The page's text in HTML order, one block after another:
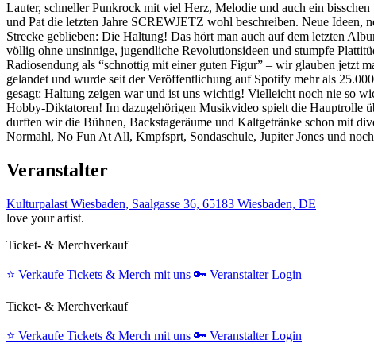
Lauter, schneller Punkrock mit viel Herz, Melodie und auch ein
und Pat die letzten Jahre SCREWJETZ wohl beschreiben. Neue Ideen,
Strecke geblieben: Die Haltung! Das hört man auch auf dem letzten
völlig ohne unsinnige, jugendliche Revolutionsideen und stumpfe
Radiosendung als “schnottig mit einer guten Figur” – wir glauben jetzt
gelandet und wurde seit der Veröffentlichung auf Spotify mehr als
gesagt: Haltung zeigen war und ist uns wichtig! Vielleicht noch nie so
Hobby-Diktatoren! Im dazugehörigen Musikvideo spielt die Hauptrolle
durften wir die Bühnen, Backstageräume und Kaltgetränke schon mit
Normahl, No Fun At All, Kmpfsprt, Sondaschule, Jupiter Jones und
Veranstalter
Kulturpalast Wiesbaden, Saalgasse 36, 65183 Wiesbaden, DE
love your artist.
Ticket- & Merchverkauf
⭐️ Verkaufe Tickets & Merch mit uns 🔑 Veranstalter Login
Ticket- & Merchverkauf
⭐️ Verkaufe Tickets & Merch mit uns 🔑 Veranstalter Login